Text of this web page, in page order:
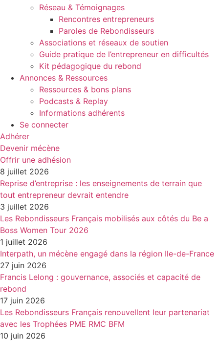
Réseau & Témoignages
Rencontres entrepreneurs
Paroles de Rebondisseurs
Associations et réseaux de soutien
Guide pratique de l’entrepreneur en difficultés
Kit pédagogique du rebond
Annonces & Ressources
Ressources & bons plans
Podcasts & Replay
Informations adhérents
Se connecter
Adhérer
Devenir mécène
Offrir une adhésion
8 juillet 2026
Reprise d’entreprise : les enseignements de terrain que
tout entrepreneur devrait entendre
3 juillet 2026
Les Rebondisseurs Français mobilisés aux côtés du Be a
Boss Women Tour 2026
1 juillet 2026
Interpath, un mécène engagé dans la région Ile-de-France
27 juin 2026
Francis Lelong : gouvernance, associés et capacité de
rebond
17 juin 2026
Les Rebondisseurs Français renouvellent leur partenariat
avec les Trophées PME RMC BFM
10 juin 2026